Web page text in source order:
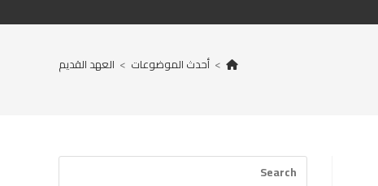
> أحدث الموضوعات > العهد القديم